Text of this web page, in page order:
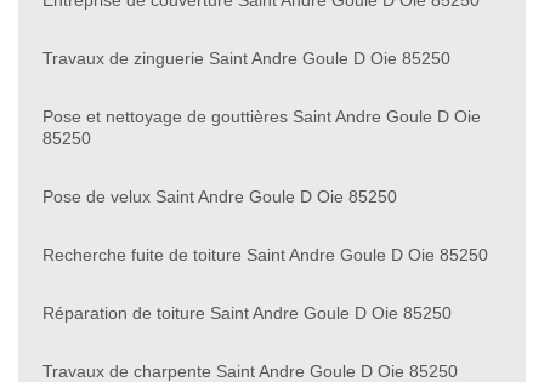
Travaux de zinguerie Saint Andre Goule D Oie 85250
Pose et nettoyage de gouttières Saint Andre Goule D Oie
85250
Pose de velux Saint Andre Goule D Oie 85250
Recherche fuite de toiture Saint Andre Goule D Oie 85250
Réparation de toiture Saint Andre Goule D Oie 85250
Travaux de charpente Saint Andre Goule D Oie 85250